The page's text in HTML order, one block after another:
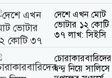
দেশে এখন মোট
ভোটার ১২ কোটি
৩৭ লাখ: সিইসি
চোরাকারবারিদের
দ্বন্দ্ব নিয়ে সালিসে